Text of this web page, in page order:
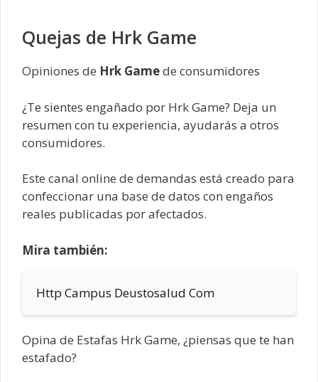
Quejas de Hrk Game
Opiniones de Hrk Gamede consumidores
¿Te sientes engañado por Hrk Game? Deja un
resumen con tu experiencia, ayudarás a otros
consumidores.
Este canal online de demandas está creado para
confeccionar una base de datos con engaños
reales publicadas por afectados.
Mira también:
Http Campus Deustosalud Com
Opina de Estafas Hrk Game, ¿piensas que te han
estafado?